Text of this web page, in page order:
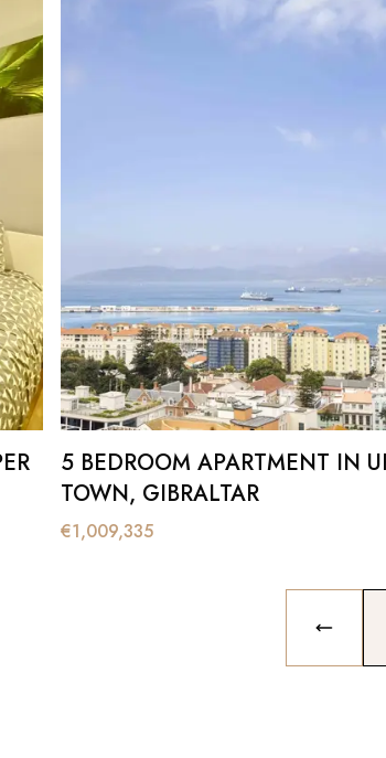
5 BEDROOM APARTMENT IN
TOWN, GIBRALTAR
€1,009,335